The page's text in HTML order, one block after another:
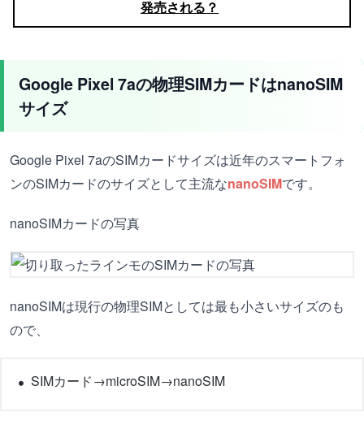
発売される？
Google Pixel 7aの物理SIMカードはnanoSIM
サイズ
Google Pixel 7aのSIMカードサイズは近年のスマートフォ
ンのSIMカードのサイズとして主流なnanoSIMです。
nanoSIMカードの写真
nanoSIMは現行の物理SIMとしては最も小さいサイズのも
ので、
SIMカード→microSIM→nanoSIM